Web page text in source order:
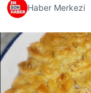
Haber Merkezi